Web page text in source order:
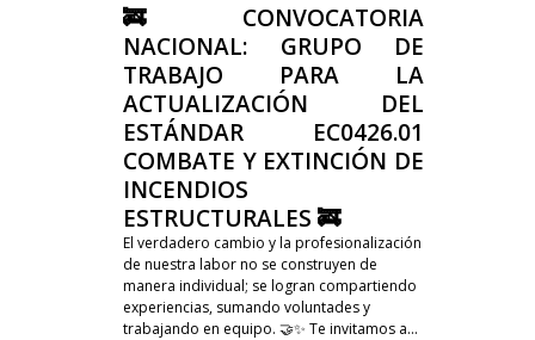
🚒 CONVOCATORIA
NACIONAL: GRUPO DE
TRABAJO PARA LA
ACTUALIZACIÓN DEL
ESTÁNDAR EC0426.01
COMBATE Y EXTINCIÓN DE
INCENDIOS
ESTRUCTURALES 🚒
El verdadero cambio y la profesionalización
de nuestra labor no se construyen de
manera individual; se logran compartiendo
experiencias, sumando voluntades y
trabajando en equipo. 🤝✨ Te invitamos a...